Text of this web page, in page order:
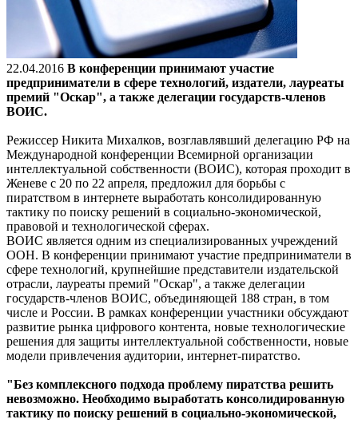
22.04.2016 В конференции принимают участие
предприниматели в сфере технологий, издатели, лауреаты
премий "Оскар", а также делегации государств-членов
ВОИС.
Режиссер Никита Михалков, возглавлявший делегацию РФ на
Международной конференции Всемирной организации
интеллектуальной собственности (ВОИС), которая проходит в
Женеве с 20 по 22 апреля, предложил для борьбы с
пиратством в интернете выработать консолидированную
тактику по поиску решений в социально-экономической,
правовой и технологической сферах.
ВОИС является одним из специализированных учреждений
ООН. В конференции принимают участие предприниматели в
сфере технологий, крупнейшие представители издательской
отрасли, лауреаты премий "Оскар", а также делегации
государств-членов ВОИС, объединяющей 188 стран, в том
числе и России. В рамках конференции участники обсуждают
развитие рынка цифрового контента, новые технологические
решения для защиты интеллектуальной собственности, новые
модели привлечения аудитории, интернет-пиратство.
"Без комплексного подхода проблему пиратства решить
невозможно. Необходимо выработать консолидированную
тактику по поиску решений в социально-экономической,